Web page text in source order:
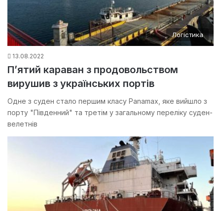
Логістика
13.08.2022
П’ятий караван з продовольством
вирушив з українських портів
Одне з суден стало першим класу Panamax, яке вийшло з
порту "Південний" та третім у загальному переліку суден-
велетнів